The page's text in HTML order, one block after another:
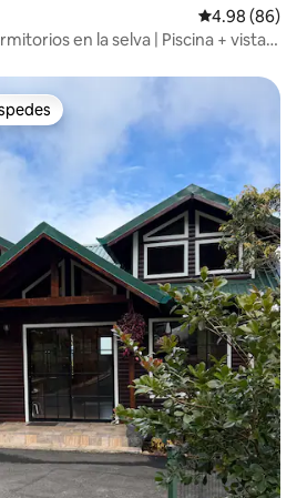
Calificación
4.98 (86)
en la selva | Piscina + vistas
preferido